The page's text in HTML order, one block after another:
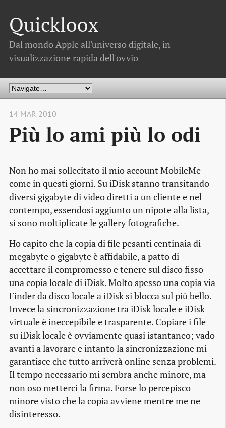
Quickloox
Dal mondo Apple all'universo digitale, in
visualizzazione rapida dell'ovvio
14 MAR 2010
Più lo ami più lo odi
Non ho mai sollecitato il mioaccount MobileMe
come in questi giorni. Su iDisk stanno transitando
diversi gigabyte di video diretti a un cliente e nel
contempo, essendosi aggiunto un nipote alla lista,
si sono moltiplicate le galleryfotografiche.
Ho capito che la copia di file pesanti centinaia di
megabyte o gigabyte è affidabile, a patto di
accettare il compromesso e tenere sul disco fisso
una copia locale di iDisk. Molto spesso una copia via
Finder da disco locale a iDisk si blocca sul più bello.
Invece la sincronizzazione tra iDisk locale e iDisk
virtuale è ineccepibile e trasparente. Copiare i file
su iDisk locale è ovviamente quasi istantaneo; vado
avanti a lavorare e intanto la sincronizzazione mi
garantisce che tutto arriveràonline senza problemi.
Il tempo necessario mi sembra anche minore, ma
non oso metterci la firma. Forse lo percepisco
minore visto che la copia avviene mentre me ne
disinteresso.